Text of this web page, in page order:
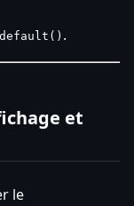
.
et
le